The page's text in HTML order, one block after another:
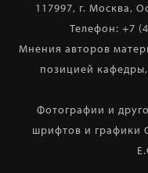
117997, г. Москва,
Телефон: +7
Мнения авторов
позицией
Фотографии и
шрифтов и